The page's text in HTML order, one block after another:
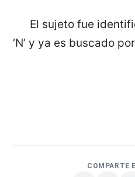
El sujeto fue
‘N’ y ya es buscado
COMPARTE